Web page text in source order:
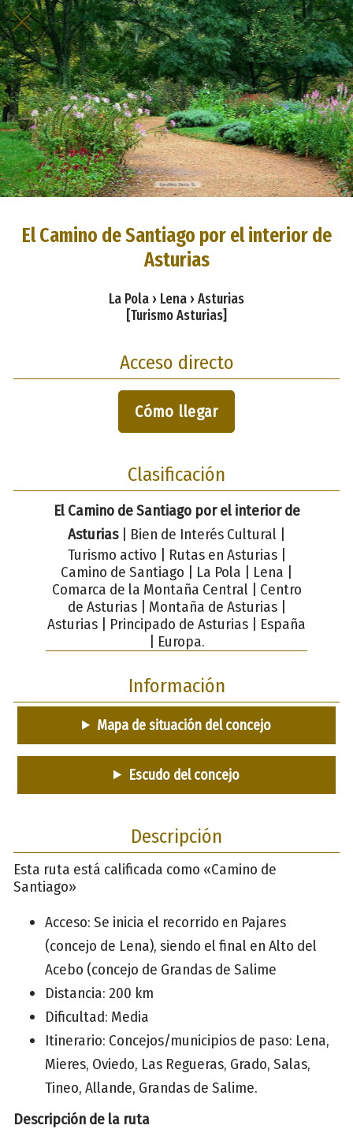
El Camino de Santiago por el interior de
Asturias
La Pola › Lena › Asturias
[Turismo Asturias]
Acceso directo
Cómo llegar
Clasificación
El Camino de Santiago por el interior de
Asturias| Bien de Interés Cultural |
Turismo activo | Rutas en Asturias |
Camino de Santiago | La Pola | Lena |
Comarca de la Montaña Central | Centro
de Asturias | Montaña de Asturias |
Asturias | Principado de Asturias | España
| Europa.
Información
Mapa de situación del concejo
Escudo del concejo
Descripción
Esta ruta está calificada como «Camino de
Santiago»
Acceso: Se inicia el recorrido en Pajares
(concejo de Lena), siendo el final en Alto del
Acebo (concejo de Grandas de Salime
Distancia: 200 km
Dificultad: Media
Itinerario: Concejos/municipios de paso: Lena,
Mieres, Oviedo, Las Regueras, Grado, Salas,
Tineo, Allande, Grandas de Salime.
Descripción de la ruta